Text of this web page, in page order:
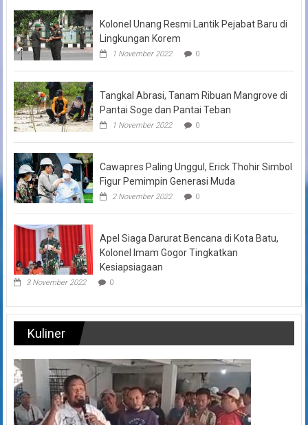
Kolonel Unang Resmi Lantik Pejabat Baru di
Lingkungan Korem
1 November 2022 0
Tangkal Abrasi, Tanam Ribuan Mangrove di
Pantai Soge dan Pantai Teban
1 November 2022 0
Cawapres Paling Unggul, Erick Thohir Simbol
Figur Pemimpin Generasi Muda
2 November 2022 0
Apel Siaga Darurat Bencana di Kota Batu,
Kolonel Imam Gogor Tingkatkan
Kesiapsiagaan
3 November 2022 0
Kuliner